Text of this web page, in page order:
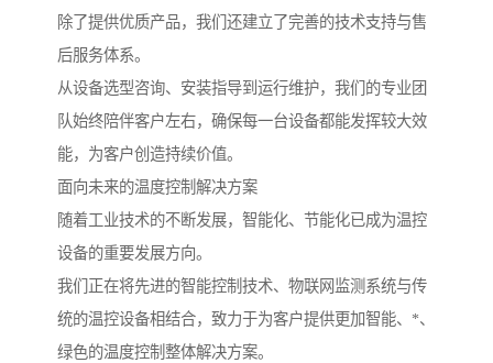
除了提供优质产品，我们还建立了完善的技术支持与售
后服务体系。
从设备选型咨询、安装指导到运行维护，我们的专业团
队始终陪伴客户左右，确保每一台设备都能发挥较大效
能，为客户创造持续价值。
面向未来的温度控制解决方案
随着工业技术的不断发展，智能化、节能化已成为温控
设备的重要发展方向。
我们正在将先进的智能控制技术、物联网监测系统与传
统的温控设备相结合，致力于为客户提供更加智能、*、
绿色的温度控制整体解决方案。